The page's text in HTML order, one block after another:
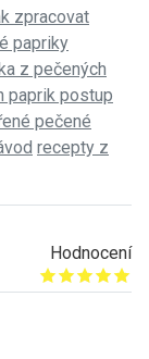
zpracovat
papriky
z pečených
paprik postup
pečené
recepty z
Hodnocení
it 1/5
Give it 2/5
Give it 3/5
Give it 4/5
Give it 5/5